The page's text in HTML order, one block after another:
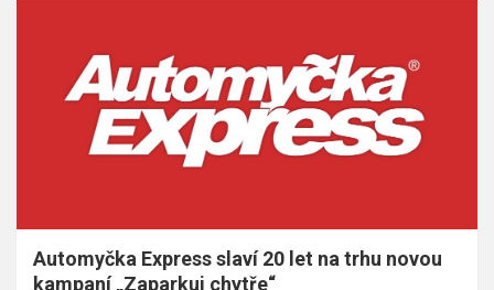
Automyčka Express slaví 20 let na trhu novou
kampaní „Zaparkuj chytře“